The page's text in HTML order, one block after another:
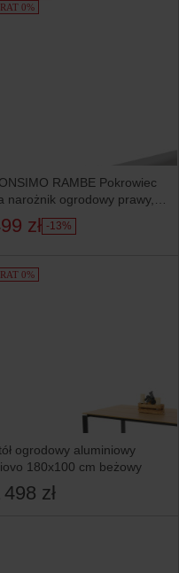
0%
RAMBE Pokrowiec
narożnik ogrodowy prawy,
x 83 x 232 cm
zł -13%
0%
ogrodowy aluminiowy
180x100 cm beżowy
498 zł